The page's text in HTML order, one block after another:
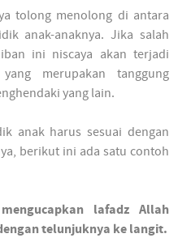
tolong menolong di antara
anak-anaknya. Jika salah
ini niscaya akan terjadi
merupakan tanggung
yang lain.
anak harus sesuai dengan
berikut ini ada satu contoh
lafadz Allah
telunjuknya ke langit.